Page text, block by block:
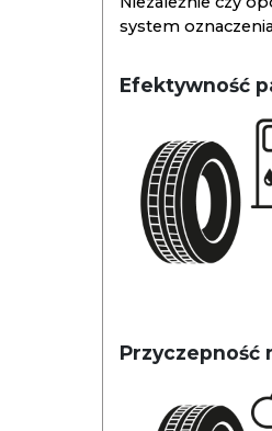
system
Efektywność
Przyczepność